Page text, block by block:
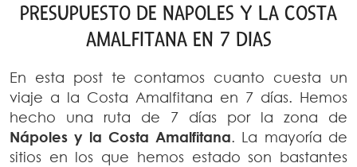
PRESUPUESTO DE NAPOLES Y LA COSTA
AMALFITANA EN 7 DIAS
En esta post te contamos cuanto cuesta un
viaje a la Costa Amalfitana en 7 días. Hemos
hecho una ruta de 7 días por la zona de
Nápoles y la Costa Amalfitana. La mayoría de
sitios en los que hemos estado son bastantes